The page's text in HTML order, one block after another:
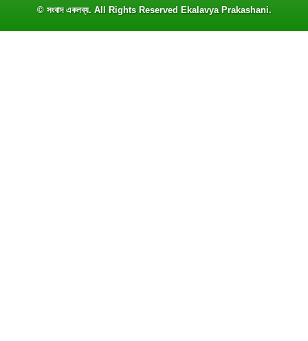
© সংবাদ একলব্য. All Rights Reserved Ekalavya Prakashani.